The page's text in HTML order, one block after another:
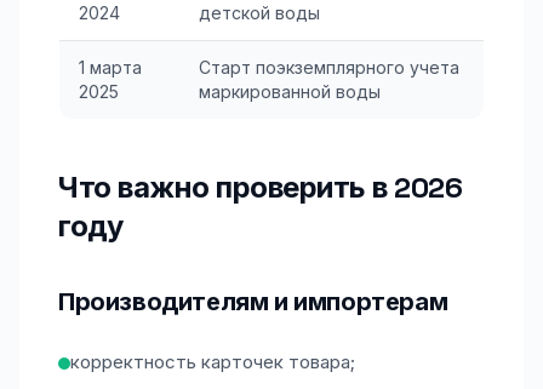
2024
детской воды
1 марта
2025
Старт поэкземплярного учета
маркированной воды
Что важно проверить в 2026
году
Производителям и импортерам
корректность карточек товара;